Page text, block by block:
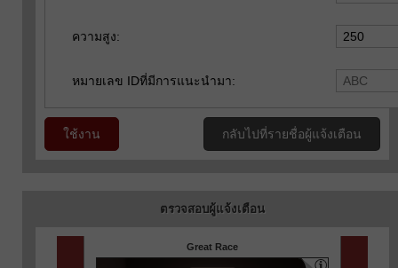
ความสูง:
หมายเลข IDที่มีการแนะนำมา:
ใช้งาน กลับไปที่รายชื่อผู้แจ้งเตือน
ตรวจสอบผู้แจ้งเตือน